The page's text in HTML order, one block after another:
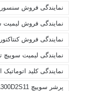
نمایندگی فروش سنسور
نمایندگی فروش لیمیت
نمایندگی فروش کنتاکتور
نمایندگی لیمیت سوییچ
نمایندگی کلید اتوماتیک